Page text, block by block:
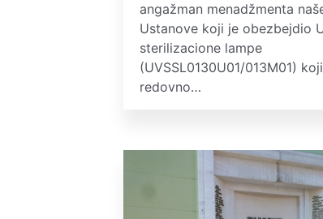
angažman menadžmenta
Ustanove koji je obezbejdio
sterilizacione lampe
(UVSSL0130U01/013M01)
redovno…